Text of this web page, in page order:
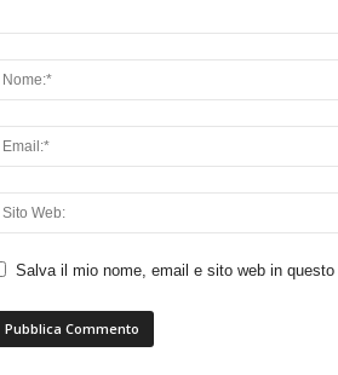
Salva il mio nome, email e sito web in